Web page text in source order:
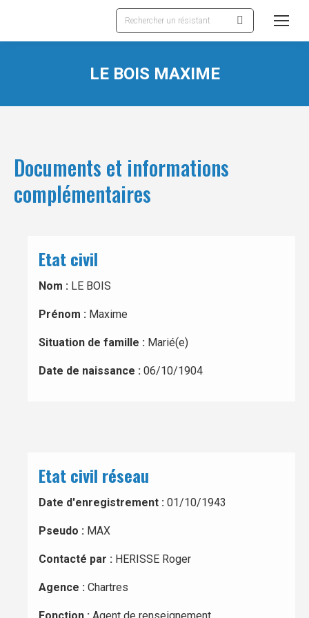
Recherche
:
LE BOIS MAXIME
Documents et informations
complémentaires
Etat civil
Nom : LE BOIS
Prénom : Maxime
Situation de famille : Marié(e)
Date de naissance : 06/10/1904
Etat civil réseau
Date d'enregistrement : 01/10/1943
Pseudo : MAX
Contacté par : HERISSE Roger
Agence : Chartres